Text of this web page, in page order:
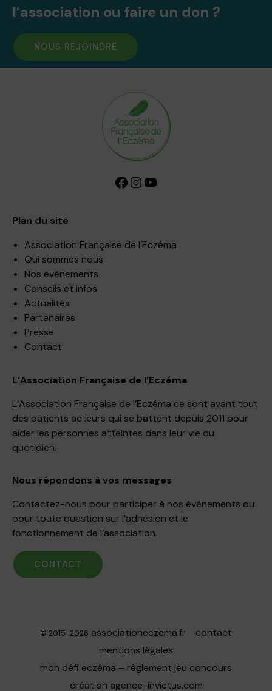
l’association ou faire un don ?
NOUS REJOINDRE
Facebook InstagramYouTube
Plan du site
Association Française de l’Eczéma
Qui sommes nous
Nos événements
Conseils et infos
Actualités
Partenaires
Presse
Contact
L’Association Française de l’Eczéma
L’Association Française de l’Eczéma ce sont avant tout
des patients acteurs qui se battent depuis 2011 pour
aider les personnes atteintes dans leur vie du
quotidien.
Nous répondons à vos messages
Contactez-nous pour participer à nos événements ou
pour toute question sur l’adhésion et le
fonctionnement de l’association.
CONTACT
© 2015-2026 associationeczema.fr
contact
mentions légales
mon défi eczéma – règlement jeu concours
création agence-invictus.com